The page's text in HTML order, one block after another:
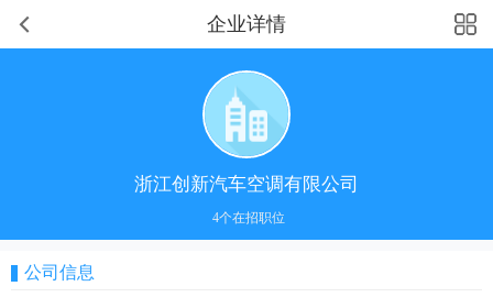
企业详情
浙江创新汽车空调有限公司
4个在招职位
公司信息